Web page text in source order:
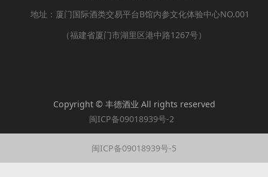
地址：厦门国际酒类交易平台B馆内参文化体验中心NO.001
（福建省厦门市湖里区港中路1267号）
Copyright © 丰德酒业 All rights reserved
闽ICP备09018939号-2
闽ICP备09018939号-5